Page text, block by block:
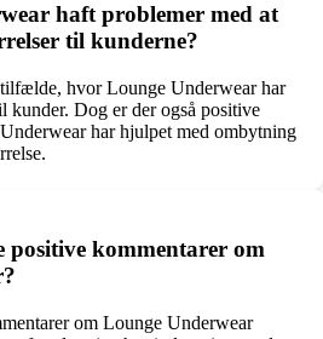
haft problemer med at
til kunderne?
tilfælde, hvor Lounge Underwear har
kunder. Dog er der også positive
har hjulpet med ombytning
positive kommentarer om
om Lounge Underwear